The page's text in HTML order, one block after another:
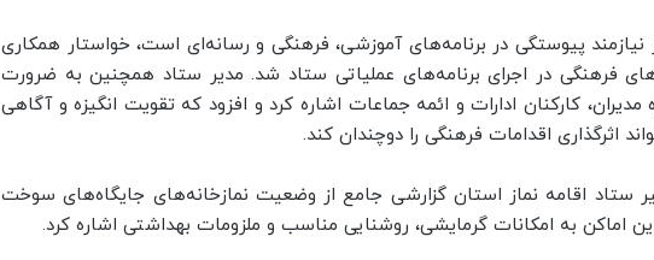
نیازمند پیوستگی در برنامه‌های آموزشی، فرهنگی و رسانه‌ای است، خواستار همکاری
فرهنگی در اجرای برنامه‌های عملیاتی ستاد شد. مدیر ستاد همچنین به ضرورت
مدیران، کارکنان ادارات و ائمه جماعات اشاره کرد و افزود که تقویت انگیزه و آگاهی
اثرگذاری اقدامات فرهنگی را دوچندان کند.
ستاد اقامه نماز استان گزارشی جامع از وضعیت نمازخانه‌های جایگاه‌های سوخت
اماکن به امکانات گرمایشی، روشنایی مناسب و ملزومات بهداشتی اشاره کرد.